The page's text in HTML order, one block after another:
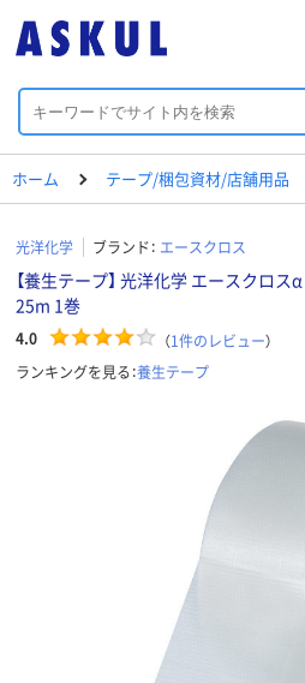
ホーム テープ/梱包資材/店舗用品
光洋化学 ブランド： エースクロス
【養生テープ】 光洋化学 エースクロ
25m 1巻
4.0 （1件のレビュー）
ランキングを見る：養生テープ